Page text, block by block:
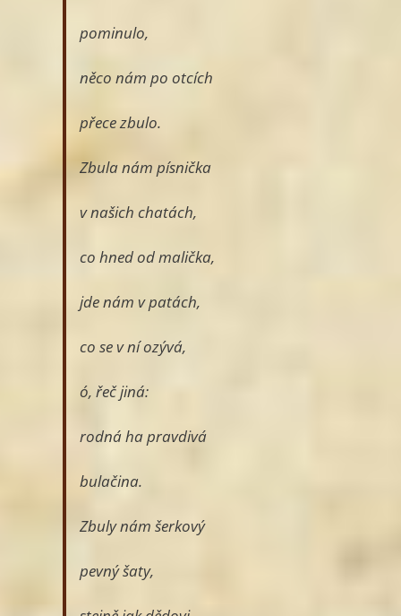
pominulo,
něco nám po otcích
přece zbulo.
Zbula nám písnička
v našich chatách,
co hned od malička,
jde nám v patách,
co se v ní ozývá,
ó, řeč jiná:
rodná ha pravdivá
bulačina.
Zbuly nám šerkový
pevný šaty,